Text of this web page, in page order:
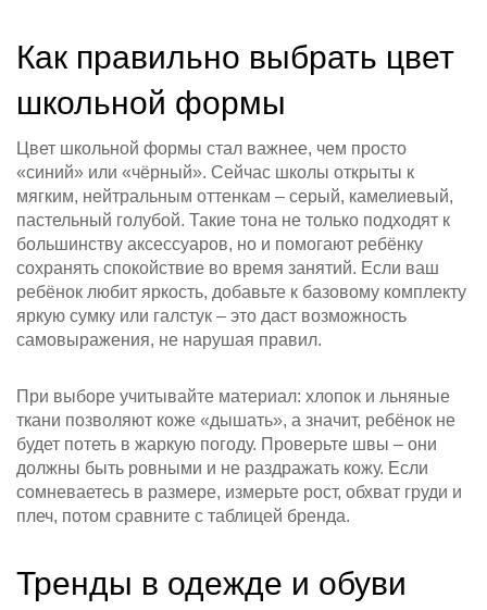
Как правильно выбрать цвет
школьной формы
Цвет школьной формы стал важнее, чем просто
«синий» или «чёрный». Сейчас школы открыты к
мягким, нейтральным оттенкам – серый, камелиевый,
пастельный голубой. Такие тона не только подходят к
большинству аксессуаров, но и помогают ребёнку
сохранять спокойствие во время занятий. Если ваш
ребёнок любит яркость, добавьте к базовому комплекту
яркую сумку или галстук – это даст возможность
самовыражения, не нарушая правил.
При выборе учитывайте материал: хлопок и льняные
ткани позволяют коже «дышать», а значит, ребёнок не
будет потеть в жаркую погоду. Проверьте швы – они
должны быть ровными и не раздражать кожу. Если
сомневаетесь в размере, измерьте рост, обхват груди и
плеч, потом сравните с таблицей бренда.
Тренды в одежде и обуви